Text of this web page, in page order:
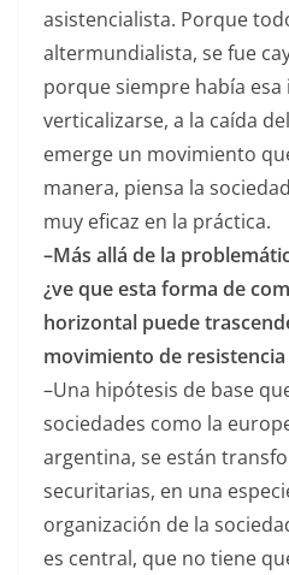
asistencialista. Porque
altermundialista, se fue
porque siempre había esa
verticalizarse, a la caída
emerge un movimiento
manera, piensa la
muy eficaz en la práctica.
–Más allá de la
¿ve que esta forma de
horizontal puede
movimiento de resistencia
–Una hipótesis de base
sociedades como la
argentina, se están
securitarias, en una
organización de la
es central, que no tiene